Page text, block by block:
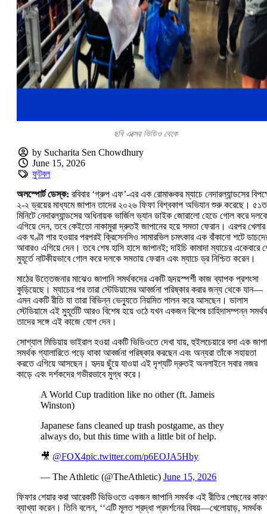
ছবি এক্সের ভিডিও থেকে
by Sucharita Sen Chowdhury
June 15, 2026
ফুটবল
অলস্পোর্ট ডেস্ক: রবিবার ‘গ্রুপ এফ’-এর এক রোমাঞ্চকর ম্যাচে নেদারল্যান্ডসের
২-২ ড্রয়ের মাধ্যমে জাপান তাদের ২০২৬ ফিফা বিশ্বকাপ অভিযান শুরু করেছে।
মিনিটে নেদারল্যান্ডসের অধিনায়ক ভার্জিল ভ্যান ডাইক জোরালো হেডে গোল করে
এগিয়ে দেন, তবে কেইতো নাকামুরা দ্রুতই জাপানের হয়ে সমতা ফেরান। এরপর খেলার
এক ঘণ্টা পার হওয়ার পরপরই ক্রিসেনসিও সামারভিল চমৎকার এক বাঁকানো শটে
আবারও এগিয়ে দেন। তবে শেষ হাসি হাসে জাপানই; দাইচি কামাদা ম্যাচের একেবারে
মুহূর্তে নাটকীয়ভাবে গোল করে দলকে সমতায় ফেরান এবং ম্যাচে ড্র নিশ্চিত করেন।
মাঠের উত্তেজনার মাঝেও জাপানি সমর্থকদের একটি হৃদয়স্পর্শী কাজ ব্যাপক প্রশংসা
কুড়িয়েছে। ম্যাচের পর তারা স্টেডিয়ামের আবর্জনা পরিষ্কার করার জন্য থেকে যান—
এমন একটি রীতি যা তারা বিভিন্ন ভেন্যুতে নিয়মিত পালন করে আসছেন। ডালাস
স্টেডিয়ামে এই মুহূর্তটি আরও বিশেষ হয়ে ওঠে যখন একজন বিশেষ চাহিদাসম্পন্ন
তাদের সঙ্গে এই কাজে যোগ দেন।
সোশ্যাল মিডিয়ায় ভাইরাল হওয়া একটি ভিডিওতে দেখা যায়, হুইলচেয়ারে বসা এক
সমর্থক গ্যালারিতে পড়ে থাকা আবর্জনা পরিষ্কার করছেন এবং অন্যরা তাঁকে সহায়তা
করতে এগিয়ে আসছেন। হৃদয় ছুঁয়ে যাওয়া এই দৃশ্যটি দ্রুতই অনলাইনে সবার নজর
কাড়ে এবং দর্শকদের গভীরভাবে মুগ্ধ করে।
A World Cup tradition like no other (ft. Jameis
Winston)
Japanese fans cleaned up trash postgame, as they
always do, but this time with a little bit of help.
🎥 @FOX4pic.twitter.com/p6EOJA5Hby
— The Athletic (@TheAthletic) June 15, 2026
ফিফার শেয়ার করা আরেকটি ভিডিওতে একজন জাপানি সমর্থক এই রীতির পেছনের কারণ
ব্যাখ্যা করেন। তিনি বলেন, ‘‘এটি মূলত শ্রদ্ধা প্রদর্শনের বিষয়—খেলোয়াড়, সমর্থক